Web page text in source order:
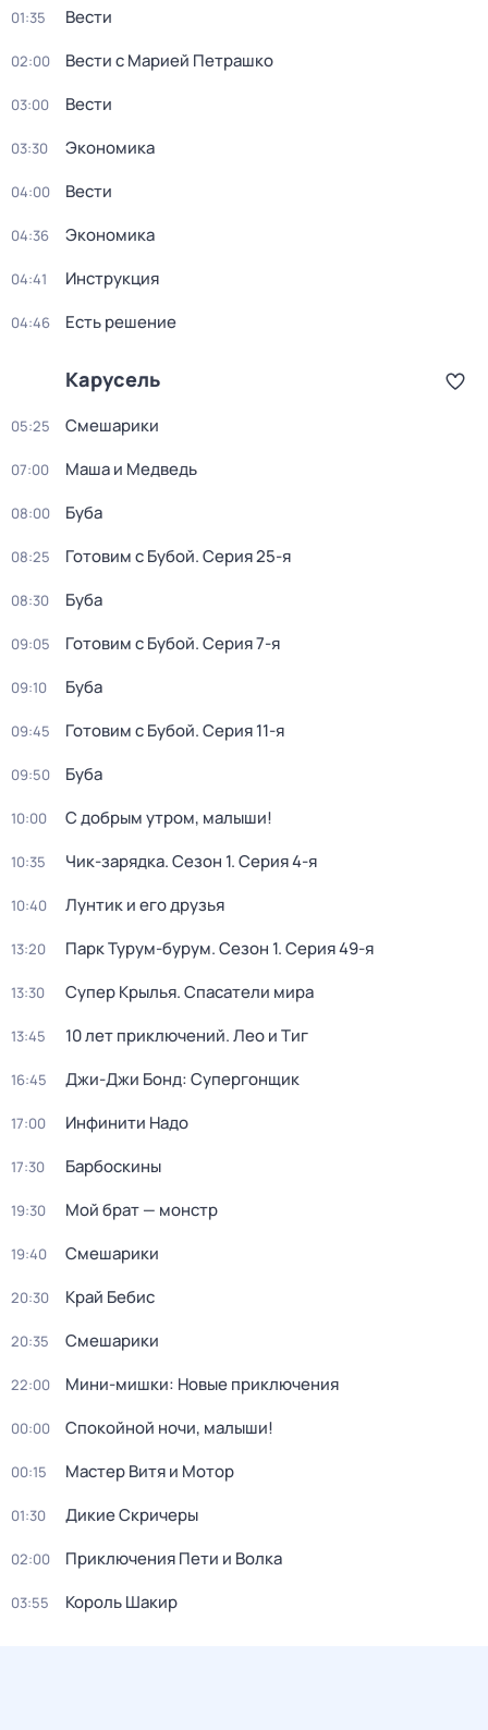
01:35 Вести
02:00 Вести с Марией Петрашко
03:00 Вести
03:30 Экономика
04:00 Вести
04:36 Экономика
04:41 Инструкция
04:46 Есть решение
Карусель
05:25 Смешарики
07:00 Маша и Медведь
08:00 Буба
08:25 Готовим с Бубой. Серия 25-я
08:30 Буба
09:05 Готовим с Бубой. Серия 7-я
09:10 Буба
09:45 Готовим с Бубой. Серия 11-я
09:50 Буба
10:00 С добрым утром, малыши!
10:35 Чик-зарядка. Сезон 1. Серия 4-я
10:40 Лунтик и его друзья
13:20 Парк Турум-бурум. Сезон 1. Серия 49-я
13:30 Супер Крылья. Спасатели мира
13:45 10 лет приключений. Лео и Тиг
16:45 Джи-Джи Бонд: Супергонщик
17:00 Инфинити Надо
17:30 Барбоскины
19:30 Мой брат — монстр
19:40 Смешарики
20:30 Край Бебис
20:35 Смешарики
22:00 Мини-мишки: Новые приключения
00:00 Спокойной ночи, малыши!
00:15 Мастер Витя и Мотор
01:30 Дикие Скричеры
02:00 Приключения Пети и Волка
03:55 Король Шакир